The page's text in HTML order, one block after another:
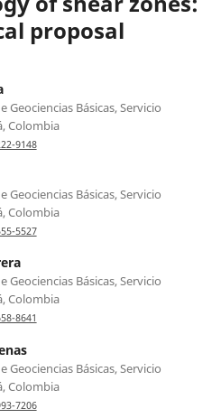
proposal
Básicas, Servicio
Colombia
9148
Básicas, Servicio
Colombia
5527
Básicas, Servicio
Colombia
8641
Básicas, Servicio
Colombia
7206